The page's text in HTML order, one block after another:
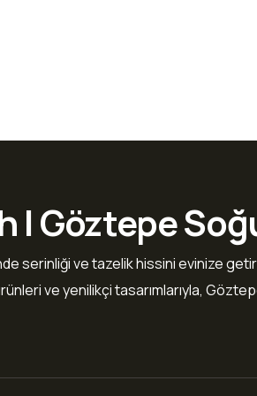
| Göztepe
serinliği ve tazelik hissini evinize
ve yenilikçi tasarımlarıyla,